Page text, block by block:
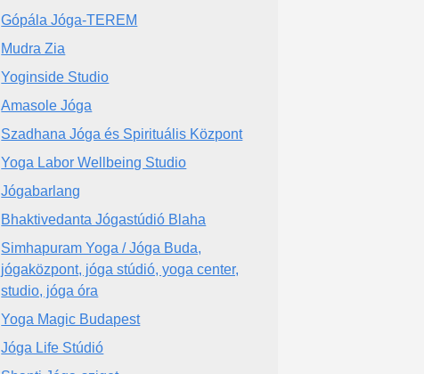
Gópála Jóga-TEREM
Mudra Zia
Yoginside Studio
Amasole Jóga
Szadhana Jóga és Spirituális Központ
Yoga Labor Wellbeing Studio
Jógabarlang
Bhaktivedanta Jógastúdió Blaha
Simhapuram Yoga / Jóga Buda,
jógaközpont, jóga stúdió, yoga center,
studio, jóga óra
Yoga Magic Budapest
Jóga Life Stúdió